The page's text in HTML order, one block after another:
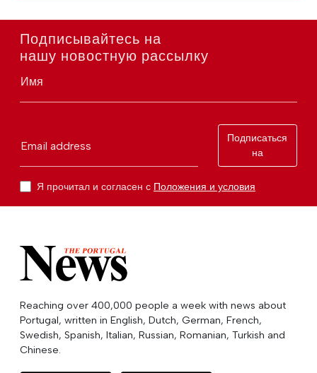
Подписывайтесь на
нашу новостную рассылку
Имя
Email address
Подписаться
на
Я прочитал и согласен с Положения и условия
Reaching over 400,000 people a week with news about
Portugal, written in English, Dutch, German, French,
Swedish, Spanish, Italian, Russian, Romanian, Turkish and
Chinese.